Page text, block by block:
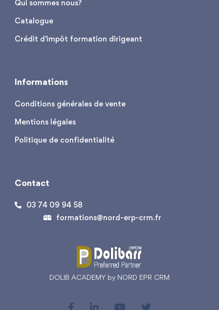
Qui sommes nous?
Catalogue
Crédit d'impôt formation dirigeant
Informations
Conditions générales de vente
Mentions légales
Politique de confidentialité
Contact
03 74 09 94 58
formations@nord-erp-crm.fr
DOLIB ACADEMY by NORD EPR CRM